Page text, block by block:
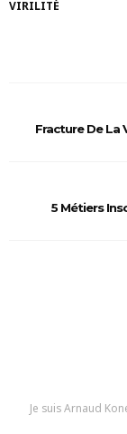
VIRILITÉ
Fracture De La
5 Métiers
Je suis Arnaud